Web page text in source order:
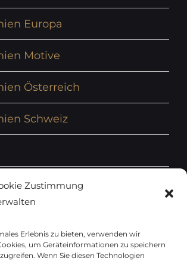
Zustimmung
Erlebnis zu bieten, verwenden wir
um Geräteinformationen zu speichern
Wenn Sie diesen Technologien
Europa
Motive
Österreich
Schweiz